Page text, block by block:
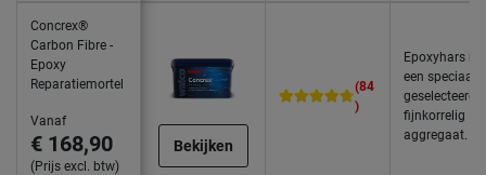
Concrex®
Carbon Fibre -
Epoxy
Reparatiemortel
Vanaf
€ 168,90
(Prijs excl. btw)
Bekijken
(84
)
Epoxyhars
een speciaal
geselecteerd
fijnkorrelig
aggregaat.